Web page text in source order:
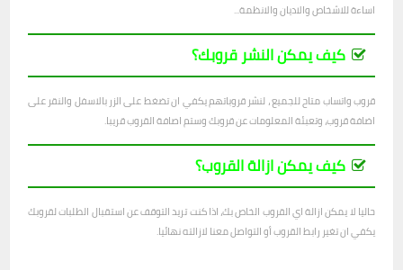
اساءة للاشخاص والاديان والانظمة...
كيف يمكن النشر قروبك؟
قروب واتساب متاح للجميع ، لنشر قروباتهم يكفي ان تضغط على الزر بالاسفل والنقر على
اضافة قروب، وتعبئة المعلومات عن قروبك وستم اصافة القروب قريبا.
كيف يمكن ازالة القروب؟
حاليا لا يمكن ازالة اي القروب الخاص بك، اذا كنت تريد التوقف عن استقبال الطلبات لقروبك
يكفي ان تغير رابط القروب أو التواصل معنا لازالته نهائيا.